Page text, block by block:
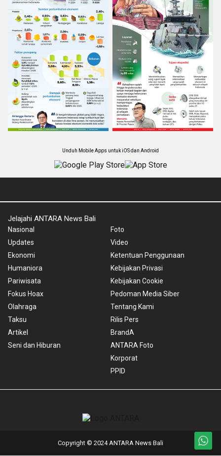
Unduh Mobile Apps untuk iOS dan Android
Jelajahi ANTARA News Bali
Nasional
Updates
Ekonomi
Humaniora
Pariwisata
Fokus Hoax
Olahraga
Taksu
Artikel
Seni dan Hiburan
Foto
Video
Ketentuan Penggunaan
Kebijakan Privasi
Kebijakan Cookie
Pedoman Media Siber
Tentang Kami
Rilis Pers
BrandA
ANTARA Foto
Korporat
PPID
Copyright © 2024 ANTARA News Bali